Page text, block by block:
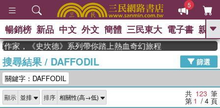
5
GO
熱搜： The Odyssey 、
父親節 、 如果歷史是一群喵 、 暑期
念華 、 台灣的李登輝時代 、 數學女
孩：黎曼猜想
偉大的迷走神經
暢銷榜 新品 中文 外文 簡體 三民東大 電子書 親子
《史坎德》系列帶你踏上熱血奇幻旅程
搜尋結果/ DAFFODIL
篩選
關鍵字：DAFFODIL
顯示 排序 共 123 筆
第 1 / 4 頁